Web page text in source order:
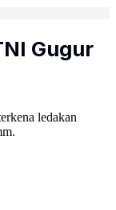
Gugur
ledakan